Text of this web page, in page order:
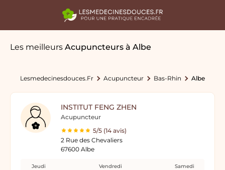
Les meilleurs Acupuncteurs à Albe
Lesmedecinesdouces.fr Acupuncteur Bas-Rhin Albe
INSTITUT FENG ZHEN
Acupuncteur
5/5 (14 avis)
2 Rue des Chevaliers
67600 Albe
Jeudi Vendredi Samedi